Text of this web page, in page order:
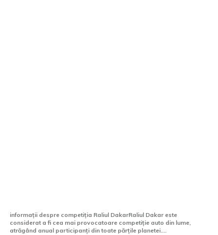
informații despre competiția Raliul DakarRaliul Dakar este
considerat a fi cea mai provocatoare competiție auto din lume,
atrăgând anual participanți din toate părțile planetei....